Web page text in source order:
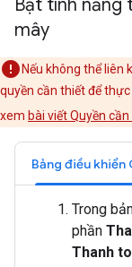
Bật tính năng
mây
Nếu không thể liên
quyền cần thiết để
xem bài viết Quyền
Trong
phần
Thanh